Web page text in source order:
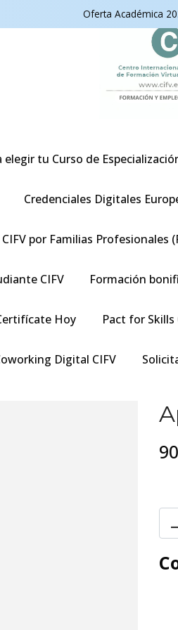
Oferta Académica
tu Curso de
Credenciales Digitales
por Familias Profesionales
CIFV Formación
Hoy Pact for
Digital CIFV